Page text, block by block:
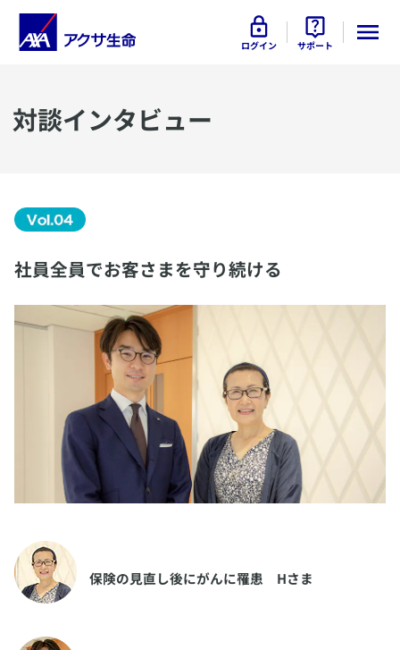
ログイン サポート
​対談インタビュー
​社員全員でお客さまを守り続ける
​保険の見直し後にがんに罹患 Hさま